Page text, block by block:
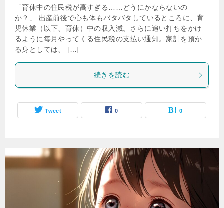
「育休中の住民税が高すぎる……どうにかならないの
か？」 出産前後で心も体もバタバタしているところに、育
児休業（以下、育休）中の収入減。さらに追い打ちをかけ
るように毎月やってくる住民税の支払い通知。家計を預か
る身としては、 […]
続きを読む
Tweet 0 0